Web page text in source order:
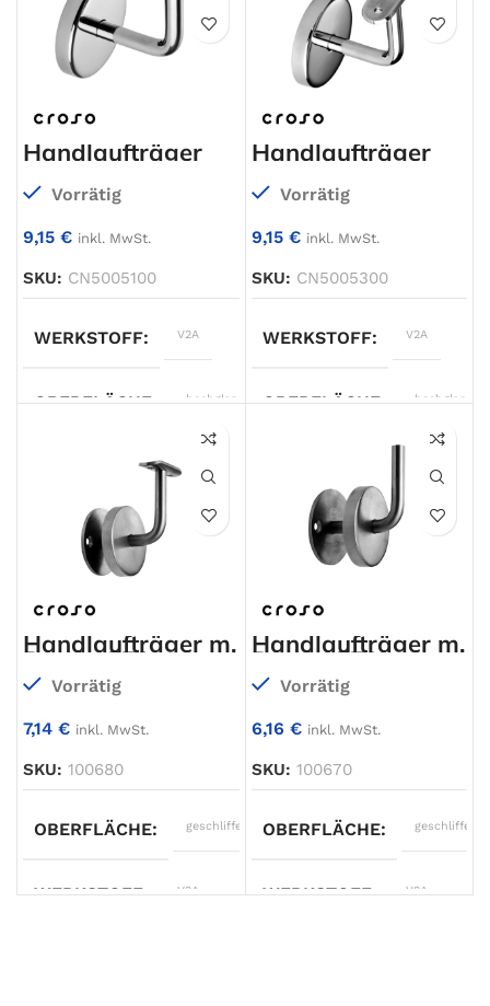
Handlaufträger
Vorrätig
9,15 € inkl. MwSt.
SKU: CN5005100
WERKSTOFF V2A
OBERFLÄCHE hochglanzpoliert
Handlaufträger
ANSCHLUSS 1 Gewinde M6
Handlaufträger
Vorrätig
9,15 € inkl. MwSt.
SKU: CN5005300
WERKSTOFF V2A
OBERFLÄCHE
ANSCHLUSS 1 Ø42,4mm
Handlaufträger m.
Ronde Ø70
Vorrätig
7,14 € inkl. MwSt.
SKU: 100680
OBERFLÄCHE geschliffen
WERKSTOFF V2A
Handlaufträger m.
Ronde Ø70mm
Vorrätig
6,16 € inkl. MwSt.
SKU: 100670
OBERFLÄCHE geschliffen
WERKSTOFF V2A